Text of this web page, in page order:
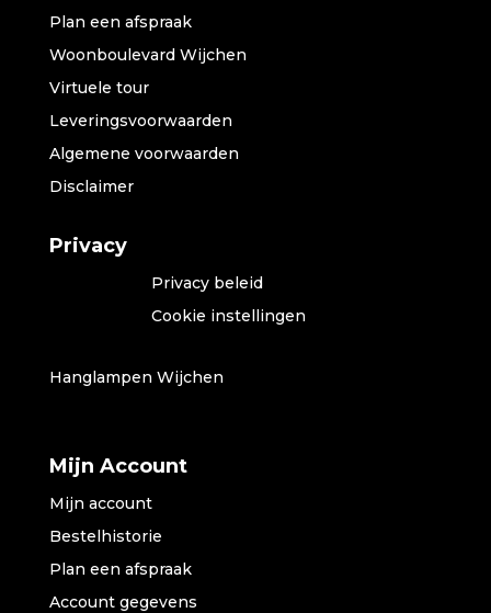
Plan een afspraak
Woonboulevard Wijchen
Virtuele tour
Leveringsvoorwaarden
Algemene voorwaarden
Disclaimer
Privacy
Privacy beleid
Cookie instellingen
Hanglampen Wijchen
Mijn Account
Mijn account
Bestelhistorie
Plan een afspraak
Account gegevens